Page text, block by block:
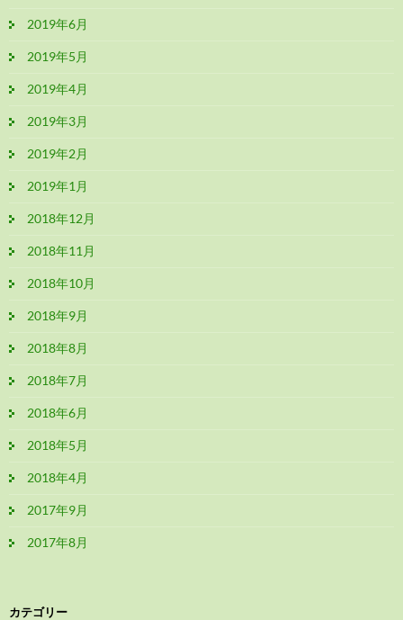
2019年6月
2019年5月
2019年4月
2019年3月
2019年2月
2019年1月
2018年12月
2018年11月
2018年10月
2018年9月
2018年8月
2018年7月
2018年6月
2018年5月
2018年4月
2017年9月
2017年8月
カテゴリー